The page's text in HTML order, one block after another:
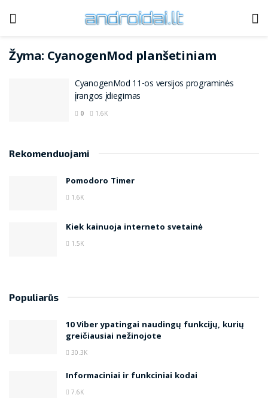
Žyma: CyanogenMod planšetiniam
CyanogenMod 11-os versijos programinės
įrangos įdiegimas
0 1.6K
Rekomenduojami
Pomodoro Timer
1.6K
Kiek kainuoja interneto svetainė
1.5K
Populiarūs
10 Viber ypatingai naudingų funkcijų, kurių
greičiausiai nežinojote
30.3K
Informaciniai ir funkciniai kodai
7.6K